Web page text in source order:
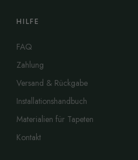
HILFE
FAQ
Zahlung
Versand & Rückgabe
Installationshandbuch
Materialien für Tapeten
Kontakt